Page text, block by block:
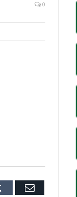
0
Tumblr Email